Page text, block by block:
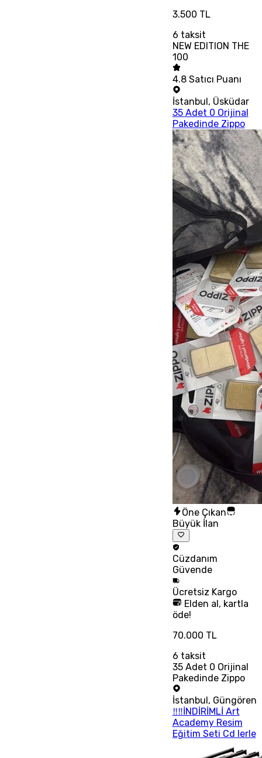
3.500 TL
6 taksit
NEW EDITION THE
100
4.8 Satıcı Puanı
İstanbul, Üsküdar
35 Adet 0 Orijinal
Pakedinde Zippo
Öne Çıkan
Büyük İlan
Cüzdanım
Güvende
Ücretsiz Kargo
Elden al, kartla
öde!
70.000 TL
6 taksit
35 Adet 0 Orijinal
Pakedinde Zippo
İstanbul, Güngören
‼‼İNDİRİMLİ Art
Academy Resim
Eğitim Seti Cd lerle